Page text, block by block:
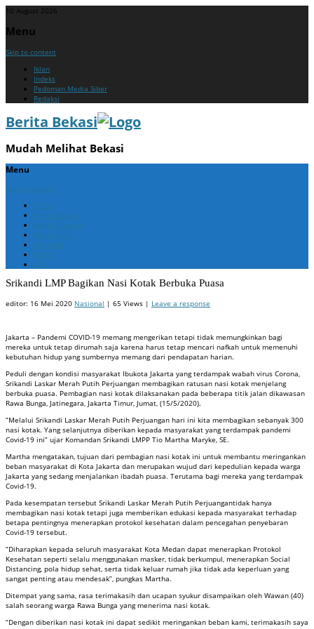
10 August 2026
Menu
Skip to content
Iklan
Indeks
Pedoman Media Siber
Redaksi
Berita Bekasi
Mudah Melihat Bekasi
Menu
Skip to content
Home
Berita Bekasi
Berita Cikarang
Berita Jabar
Nasional
Politik
ADV
Srikandi LMP Bagikan Nasi Kotak Berbuka Puasa
editor: 16 Mei 2020 Nasional | 65 Views | Leave a response
Jakarta – Pandemi COVID-19 memang mengerikan tetapi tidak memungkinkan bagi
mereka untuk tetap dirumah saja karena harus tetap mencari nafkah untuk memenuhi
kebutuhan hidup yang sumbernya memang dari pendapatan harian.
Peduli dengan kondisi masyarakat Ibukota Jakarta yang terdampak wabah virus Corona,
Srikandi Laskar Merah Putih Perjuangan membagikan ratusan nasi kotak menjelang
berbuka puasa. Pembagian nasi kotak dilaksanakan pada beberapa titik jalan dikawasan
Rawa Bunga, Jatinegara, Jakarta Timur, Jumat, (15/5/2020).
“Melalui Srikandi Laskar Merah Putih Perjuangan hari ini kita membagikan sebanyak 300
nasi kotak. Yang selanjutnya diberikan kepada masyarakat yang terdampak pandemi
Covid-19 ini” ujar Komandan Srikandi LMPP Tio Martha Maryke, SE.
Martha mengatakan, tujuan dari pembagian nasi kotak ini untuk membantu meringankan
beban masyarakat di Kota Jakarta dan merupakan wujud dari kepedulian kepada warga
Jakarta yang sedang menjalankan ibadah puasa. Terutama bagi mereka yang terdampak
Covid-19.
Pada kesempatan tersebut Srikandi Laskar Merah Putih Perjuangantidak hanya
membagikan nasi kotak tetapi juga memberikan edukasi kepada masyarakat terhadap
betapa pentingnya menerapkan protokol kesehatan dalam pencegahan penyebaran
Covid-19 tersebut.
“Diharapkan kepada seluruh masyarakat Kota Medan dapat menerapkan Protokol
Kesehatan seperti selalu menggunakan masker, tidak berkumpul, menerapkan Social
Distancing, pola hidup sehat, serta tidak keluar rumah jika tidak ada keperluan yang
sangat penting atau mendesak”, pungkas Martha.
Ditempat yang sama, rasa terimakasih dan ucapan syukur disampaikan oleh Wawan (40)
salah seorang warga Rawa Bunga yang menerima nasi kotak.
“Dengan diberikan nasi kotak ini dapat sedikit meringankan beban kami, terimakasih saya